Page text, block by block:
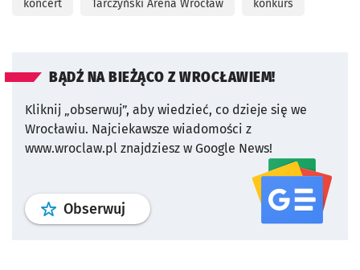
koncert Tarczyński Arena Wrocław konkurs
BĄDŹ NA BIEŻĄCO Z WROCŁAWIEM!
Kliknij „obserwuj”, aby wiedzieć, co dzieje się we
Wrocławiu. Najciekawsze wiadomości z
www.wroclaw.pl znajdziesz w Google News!
Obserwuj profil serwisu